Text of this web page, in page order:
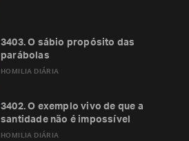
HOMILIA DIÁRIA
3403. O sábio propósito das
parábolas
HOMILIA DIÁRIA
3402. O exemplo vivo de que a
santidade não é impossível